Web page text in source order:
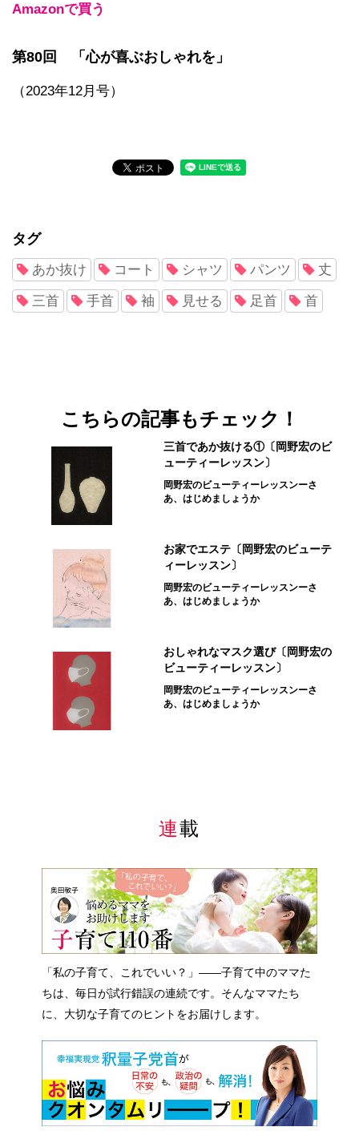
Amazonで買う
第80回 「心が喜ぶおしゃれを」
（2023年12月号）
タグ
あか抜け コート シャツ パンツ 丈
三首 手首 袖 見せる 足首 首
こちらの記事もチェック！
三首であか抜ける①〔岡野宏のビ
ューティーレッスン〕
岡野宏のビューティーレッスンーさ
あ、はじめましょうか
お家でエステ〔岡野宏のビューテ
ィーレッスン〕
岡野宏のビューティーレッスンーさ
あ、はじめましょうか
おしゃれなマスク選び〔岡野宏の
ビューティーレッスン〕
岡野宏のビューティーレッスンーさ
あ、はじめましょうか
連載
「私の子育て、これでいい？」――子育て中のママた
ちは、毎日が試行錯誤の連続です。そんなママたち
に、大切な子育てのヒントをお届けします。